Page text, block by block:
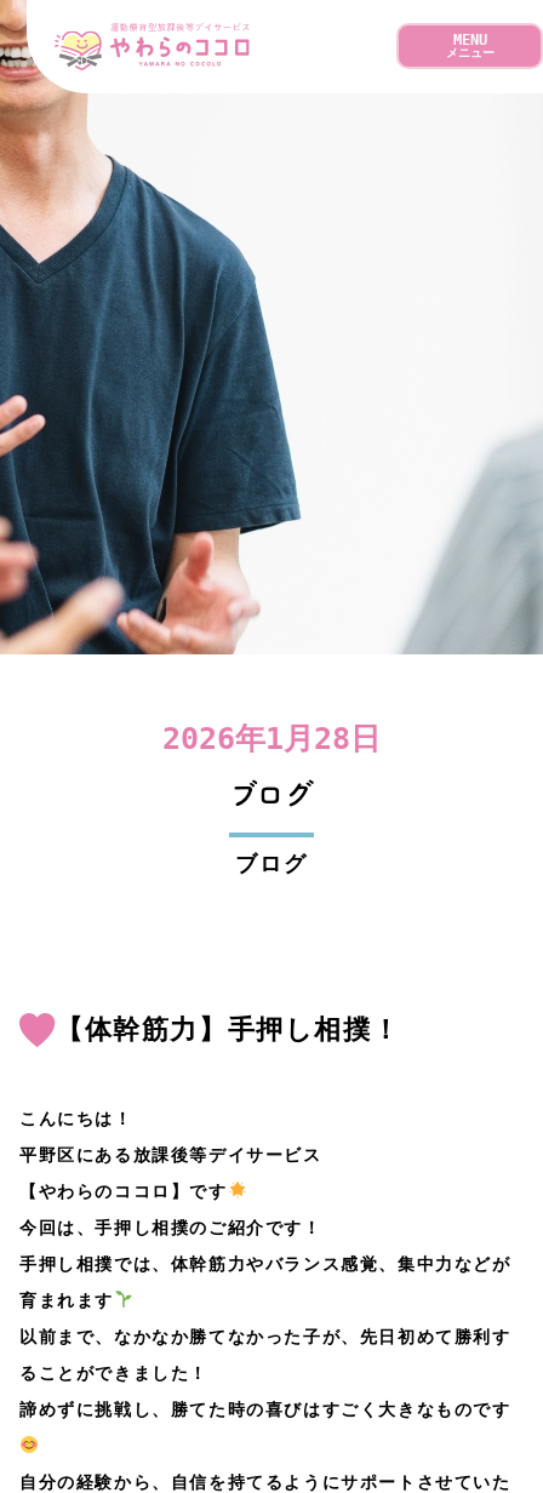
MENU
メニュー
2026年1月28日
ブログ
ブログ
【体幹筋力】手押し相撲！
こんにちは！
平野区にある放課後等デイサービス
【やわらのココロ】です
今回は、手押し相撲のご紹介です！
手押し相撲では、体幹筋力やバランス感覚、集中力などが
育まれます
以前まで、なかなか勝てなかった子が、先日初めて勝利す
ることができました！
諦めずに挑戦し、勝てた時の喜びはすごく大きなものです
自分の経験から、自信を持てるようにサポートさせていた